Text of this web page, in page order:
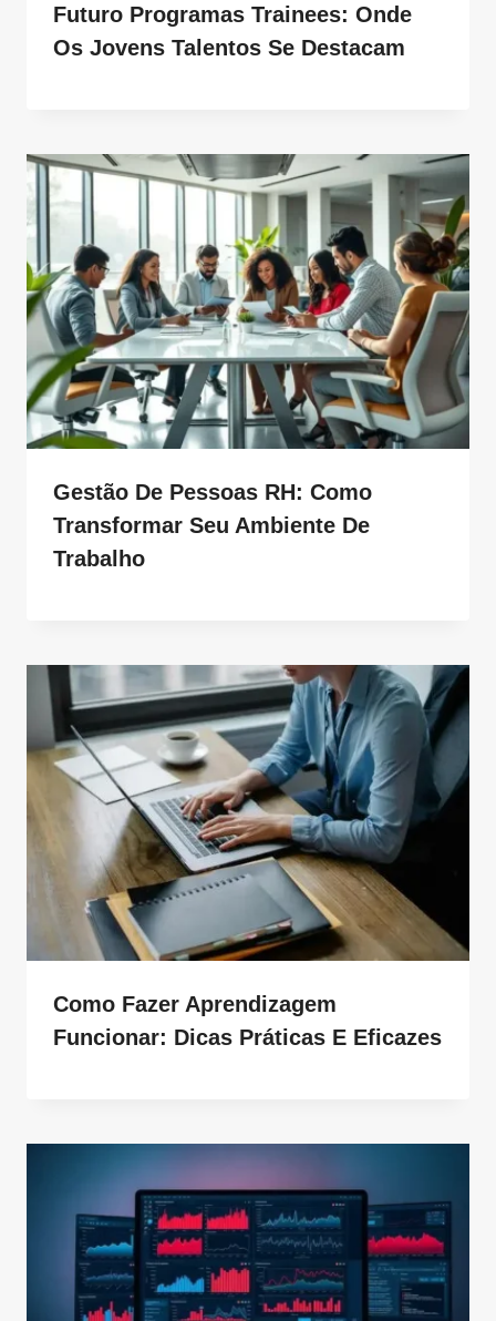
Futuro Programas Trainees: Onde
Os Jovens Talentos Se Destacam
Gestão De Pessoas RH: Como
Transformar Seu Ambiente De
Trabalho
Como Fazer Aprendizagem
Funcionar: Dicas Práticas E Eficazes